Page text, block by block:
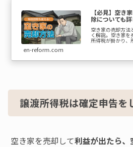
【必見】空き
除についても
空き家の売却方法
く解説。空き家
所得税が掛かり、
大きく変わるの
の他の税金と相
en-reform.com
譲渡所得税は確定申告を
空き家を売却して利益が出たら